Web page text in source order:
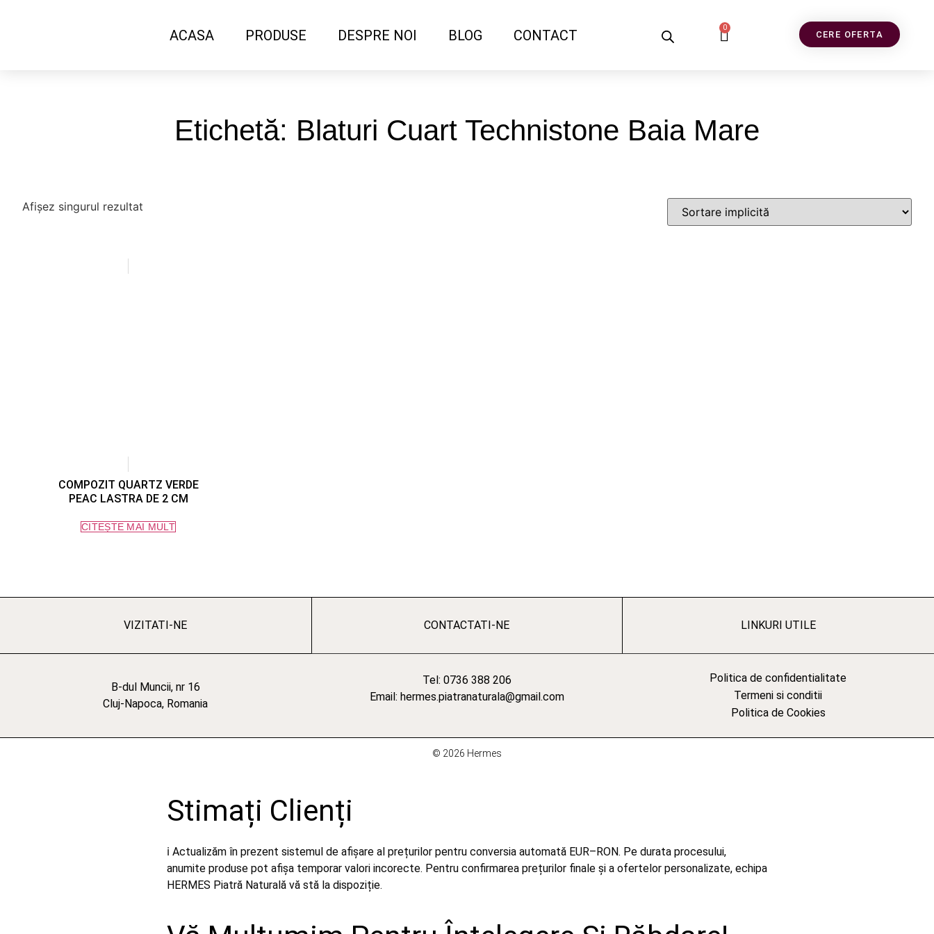
ACASA PRODUSE DESPRE NOI BLOG CONTACT 0
CERE OFERTA
Etichetă: Blaturi Cuart Technistone Baia Mare
Afișez singurul rezultat
COMPOZIT QUARTZ VERDE
PEAC LASTRA DE 2 CM
CITEȘTE MAI MULT
VIZITATI-NE
B-dul Muncii, nr 16
Cluj-Napoca, Romania
CONTACTATI-NE
Tel: 0736 388 206
Email: hermes.piatranaturala@gmail.com
LINKURI UTILE
Politica de confidentialitate
Termeni si conditii
Politica de Cookies
© 2026 Hermes
Stimați Clienți
ℹ️ Actualizăm în prezent sistemul de afișare al prețurilor pentru conversia automată EUR–RON. Pe durata procesului,
anumite produse pot afișa temporar valori incorecte. Pentru confirmarea prețurilor finale și a ofertelor personalizate, echipa
HERMES Piatră Naturală vă stă la dispoziție.